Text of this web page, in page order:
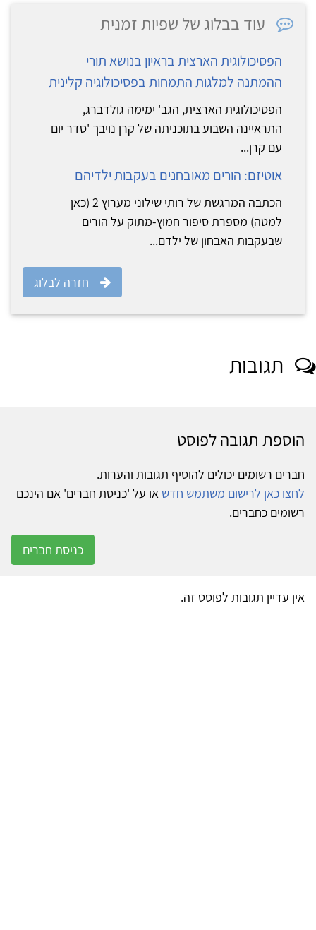
עוד בבלוג של שפיות זמנית
הפסיכולוגית הארצית בראיון בנושא תורי
ההמתנה למלגות התמחות בפסיכולוגיה קלינית
הפסיכולוגית הארצית, הגב' ימימה גולדברג,
התראיינה השבוע בתוכניתה של קרן נויבך 'סדר יום
עם קרן...
אוטיזם: הורים מאובחנים בעקבות ילדיהם
הכתבה המרגשת של רותי שילוני מערוץ 2 (כאן
למטה) מספרת סיפור חמוץ-מתוק על הורים
שבעקבות האבחון של ילדם...
חזרה לבלוג
תגובות
הוספת תגובה לפוסט
חברים רשומים יכולים להוסיף תגובות והערות.
לחצו כאן לרישום משתמש חדש או על 'כניסת חברים' אם הינכם
רשומים כחברים.
כניסת חברים
אין עדיין תגובות לפוסט זה.